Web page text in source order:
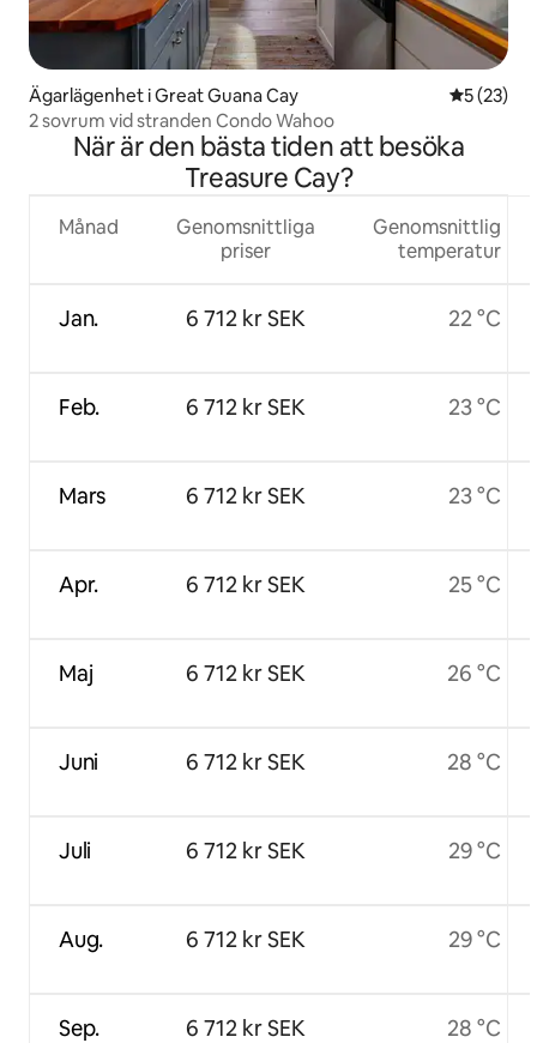
Ägarlägenhet i Great Guana Cay 5 av 5 i
5 (23)
2 sovrum vid stranden Condo Wahoo
När är den bästa tiden att besöka
Treasure Cay?
Månad
Jan.
Feb.
Mars
Apr.
Maj
Juni
Juli
Aug.
Sep.
Genomsnittliga
priser
6 712 kr SEK
6 712 kr SEK
6 712 kr SEK
6 712 kr SEK
6 712 kr SEK
6 712 kr SEK
6 712 kr SEK
6 712 kr SEK
6 712 kr SEK
Genomsnittlig
temperatur
22 °C
23 °C
23 °C
25 °C
26 °C
28 °C
29 °C
29 °C
28 °C